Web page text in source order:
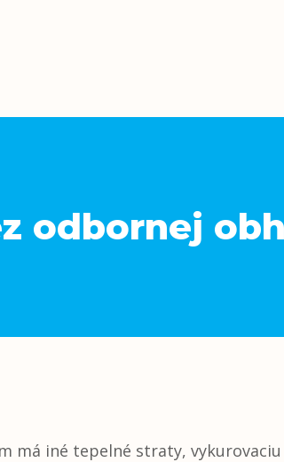
odbornej
má iné tepelné straty,